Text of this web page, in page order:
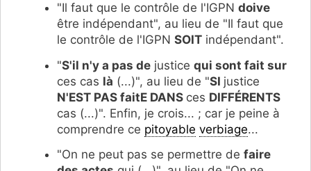
"Il faut que le contrôle de l'IGPN doive
être indépendant", au lieu de "Il faut que
le contrôle de l'IGPN SOIT indépendant".
"S'il n'y a pas de justice qui sont fait sur
ces cas là (...)", au lieu de "SI justice
N'EST PAS faitE DANS ces DIFFÉRENTS
cas (...)". Enfin, je crois... ; car je peine à
comprendre ce pitoyable verbiage...
"On ne peut pas se permettre de faire